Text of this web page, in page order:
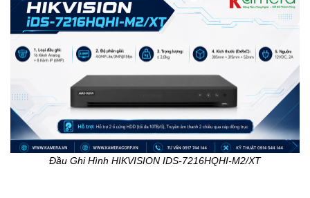
Đầu Ghi Hình HIKVISION IDS-7216HQHI-M2/XT